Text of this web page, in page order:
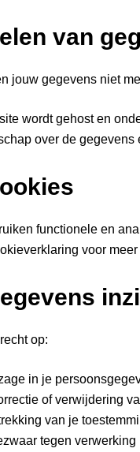
van
jouw gegevens niet
wordt gehost en
over de gegevens
functionele en
voor
op:
in je
of verwijdering
van je
tegen verwerking